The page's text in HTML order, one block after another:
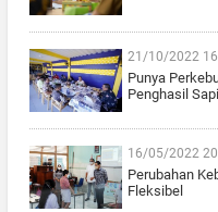
21/10/2022
Punya
Penghasil
16/05/2022
Perubahan
Fleksibel